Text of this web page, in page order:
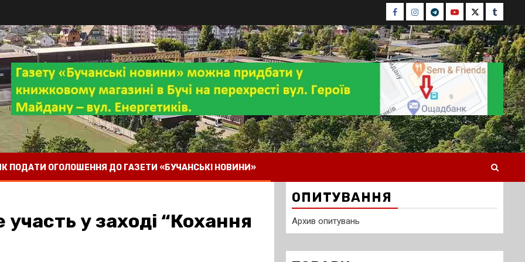
Facebook
Instagram
TelegramYoutubeTwitterTumblr
ПОДАТИ ОГОЛОШЕННЯ ДО ГАЗЕТИ «БУЧАНСЬКІ НОВИНИ»
у заході “Кохання
ОПИТУВАННЯ
Архив опитувань